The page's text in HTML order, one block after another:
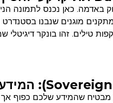
באדמה. כאן נכנס לתמונה
מוגנים שנבנו בסטנדרט
טילים. זהו בונקר
מבטיח שהמידע שלכם כפוף אך